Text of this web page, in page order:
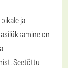
ja
on
Seetõttu